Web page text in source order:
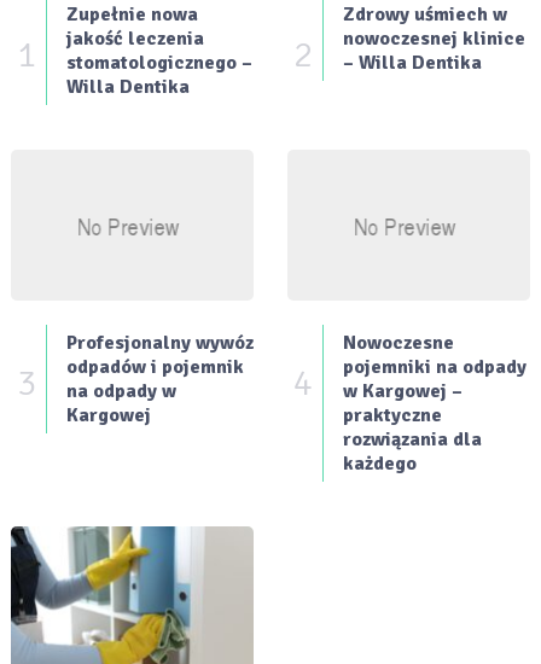
1
Zupełnie nowa
jakość leczenia
stomatologicznego –
Willa Dentika
2
Zdrowy uśmiech w
nowoczesnej klinice
– Willa Dentika
3
Profesjonalny wywóz
odpadów i pojemnik
na odpady w
Kargowej
4
Nowoczesne
pojemniki na odpady
w Kargowej –
praktyczne
rozwiązania dla
każdego